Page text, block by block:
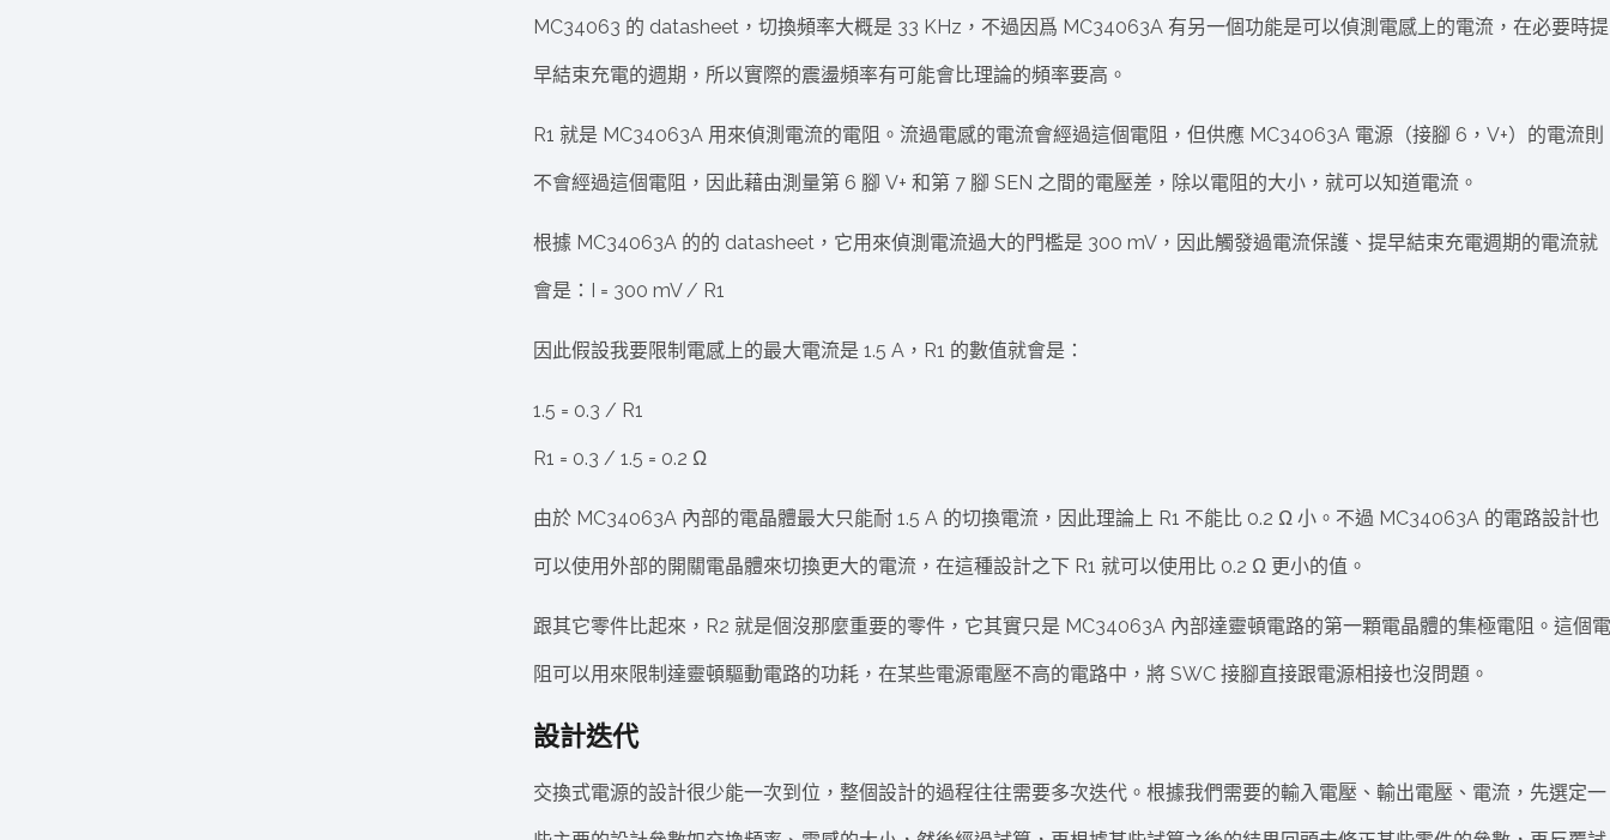
MC34063 的 datasheet，切換頻率大概是 33 KHz，不過因爲 MC34063A 有另一個功能是可以偵測電感上的電流，在必要時提
早結束充電的週期，所以實際的震盪頻率有可能會比理論的頻率要高。
R1 就是 MC34063A 用來偵測電流的電阻。流過電感的電流會經過這個電阻，但供應 MC34063A 電源（接腳 6，V+）的電流則
不會經過這個電阻，因此藉由測量第 6 腳 V+ 和第 7 腳 SEN 之間的電壓差，除以電阻的大小，就可以知道電流。
根據 MC34063A 的的 datasheet，它用來偵測電流過大的門檻是 300 mV，因此觸發過電流保護、提早結束充電週期的電流就
會是：I = 300 mV / R1
因此假設我要限制電感上的最大電流是 1.5 A，R1 的數值就會是：
1.5 = 0.3 / R1
R1 = 0.3 / 1.5 = 0.2 Ω
由於 MC34063A 內部的電晶體最大只能耐 1.5 A 的切換電流，因此理論上 R1 不能比 0.2 Ω 小。不過 MC34063A 的電路設計也
可以使用外部的開關電晶體來切換更大的電流，在這種設計之下 R1 就可以使用比 0.2 Ω 更小的值。
跟其它零件比起來，R2 就是個沒那麼重要的零件，它其實只是 MC34063A 內部達靈頓電路的第一顆電晶體的集極電阻。這個電
阻可以用來限制達靈頓驅動電路的功耗，在某些電源電壓不高的電路中，將 SWC 接腳直接跟電源相接也沒問題。
設計迭代
交換式電源的設計很少能一次到位，整個設計的過程往往需要多次迭代。根據我們需要的輸入電壓、輸出電壓、電流，先選定一